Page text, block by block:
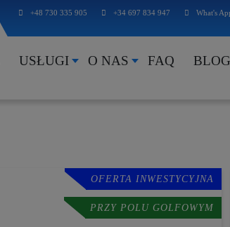
+48 730 335 905 +34 697 834 947 What's
USŁUGI O NAS FAQ BLOG
OFERTA INWESTYCYJNA
PRZY POLU GOLFOWYM